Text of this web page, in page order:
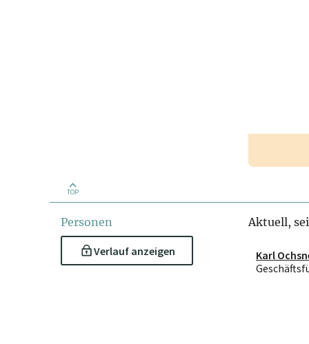
TOP
Personen
Verlauf anzeigen
Aktuell,
Karl